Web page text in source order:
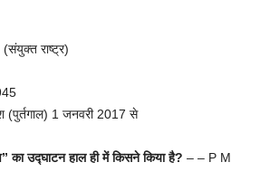
राष्ट्र)
(पुर्तगाल) 1 जनवरी 2017 से
का उद्घाटन हाल ही में किसने किया है? – – P M